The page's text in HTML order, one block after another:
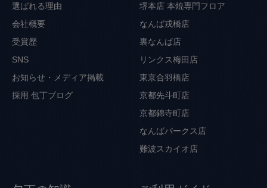
選ばれる理由
会社概要
受賞歴
SNS
お知らせ・メディア掲載
採用 包丁ブログ
堺本店 本焼専門フロア
なんば戎橋店
裏なんば店
リンクス梅田店
東京合羽橋店
京都先斗町店
京都錦寺町店
なんばパークス店
難波スカイオ店